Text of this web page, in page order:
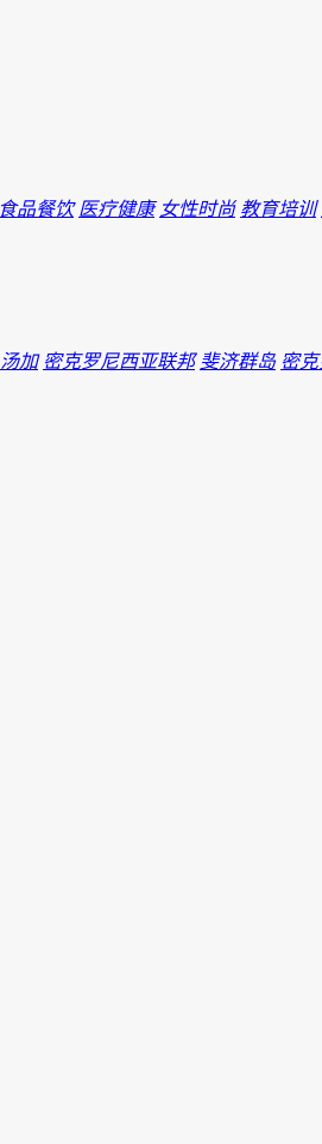
食品餐饮 医疗健康 女性时尚 教育培训
汤加 密克罗尼西亚联邦 斐济群岛 密